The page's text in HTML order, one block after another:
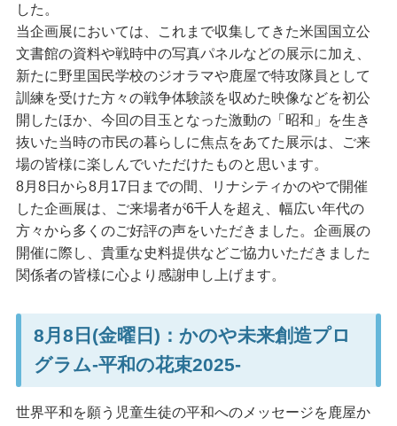
した。
当企画展においては、これまで収集してきた米国国立公
文書館の資料や戦時中の写真パネルなどの展示に加え、
新たに野里国民学校のジオラマや鹿屋で特攻隊員として
訓練を受けた方々の戦争体験談を収めた映像などを初公
開したほか、今回の目玉となった激動の「昭和」を生き
抜いた当時の市民の暮らしに焦点をあてた展示は、ご来
場の皆様に楽しんでいただけたものと思います。
8月8日から8月17日までの間、リナシティかのやで開催
した企画展は、ご来場者が6千人を超え、幅広い年代の
方々から多くのご好評の声をいただきました。企画展の
開催に際し、貴重な史料提供などご協力いただきました
関係者の皆様に心より感謝申し上げます。
8月8日(金曜日)：かのや未来創造プロ
グラム-平和の花束2025-
世界平和を願う児童生徒の平和へのメッセージを鹿屋か